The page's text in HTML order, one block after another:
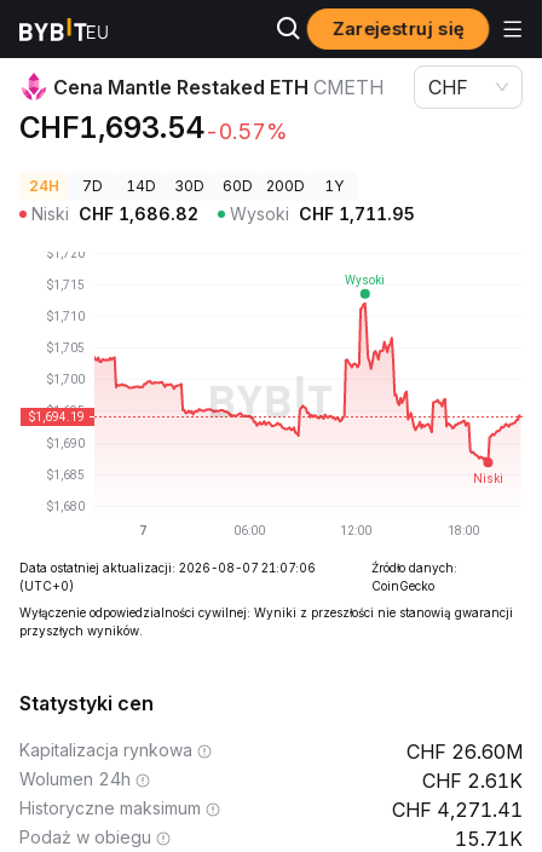
Zarejestruj się
Ceny kryptowalut Cena Mantle Restaked ETH CMETH
Cena Mantle Restaked ETH CMETH
CHF1,693.54-0.57%
CHF
24H 7D 14D 30D 60D 200D 1Y
Niski CHF 1,686.82 Wysoki CHF 1,711.95
Data ostatniej aktualizacji: 2026-08-07 21:07:06
(UTC+0)
Źródło danych:
CoinGecko
Wyłączenie odpowiedzialności cywilnej: Wyniki z przeszłości nie stanowią gwarancji
przyszłych wyników.
Statystyki cen
Kapitalizacja rynkowa 26.60M
Wolumen 24h 2.61K
Historyczne maksimum 4,271.41
Podaż w obiegu 15.71K